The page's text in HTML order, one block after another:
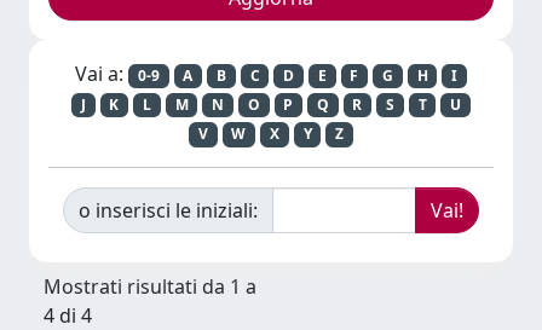
Vai a: 0-9 A B C D E F G H
I
J
K L M N O P Q R S T
U
V
W X Y Z
o inserisci le iniziali:
Mostrati risultati da 1 a
4 di 4